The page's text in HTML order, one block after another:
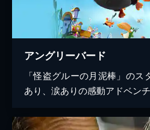
アングリーバード
「怪盗グルーの月泥棒」の
あり、涙ありの感動アドベン